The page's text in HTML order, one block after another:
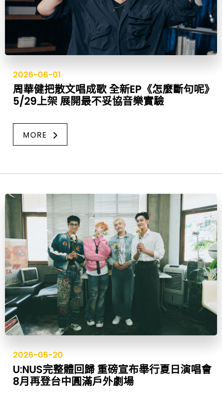
2026-06-01
周華健把散文唱成歌 全新EP《怎麼斷句呢》
5/29上架 展開最不妥協音樂實驗
MORE
2026-05-20
U:NUS完整體回歸 重磅宣布舉行夏日演唱會
8月再登台中圓滿戶外劇場